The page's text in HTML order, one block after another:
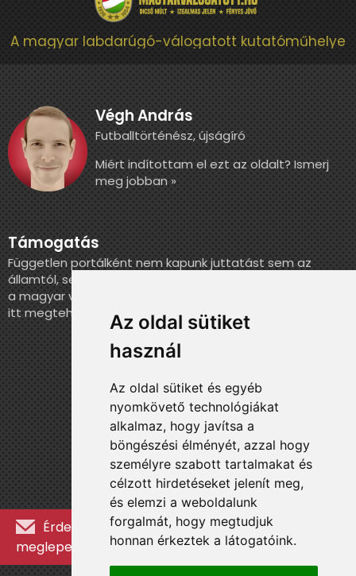
Az oldal sütiket
használ
Az oldal sütiket és egyéb
nyomkövető technológiákat
alkalmaz, hogy javítsa a
böngészési élményét, azzal hogy
személyre szabott tartalmakat és
célzott hirdetéseket jelenít meg,
és elemzi a weboldalunk
forgalmát, hogy megtudjuk
honnan érkeztek a látogatóink.
A magyar labdarúgó-válogatott kutatóműhelye
Végh András
Futballtörténész, újságíró
Miért indítottam el ezt az oldalt? Ismerj
meg jobban »
Támogatás
Független portálként nem kapunk juttatást sem az
államtól, sem más szervezettől. Ha szeretnél segíteni
a magyar válogatott történelmének feldolgozásában,
itt megteheted.
Érdekességekért, kulisszatitkokért és
meglepetésekért iratkozz fel a hírlevélre »